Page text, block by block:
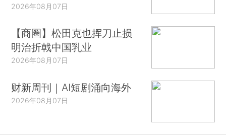
2026年08月07日
【商圈】松田克也挥刀止损
明治折戟中国乳业
2026年08月07日
财新周刊｜AI短剧涌向海外
2026年08月07日